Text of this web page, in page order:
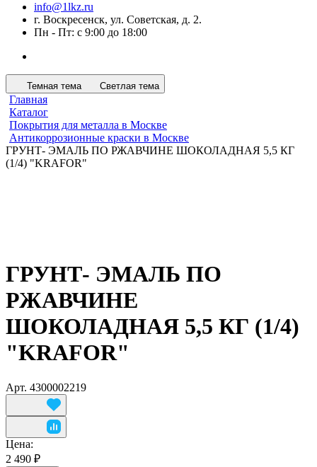
info@1lkz.ru
г. Воскресенск, ул. Советская, д. 2.
Пн - Пт: с 9:00 до 18:00
Темная тема Светлая тема
Главная
Каталог
Покрытия для металла в Москве
Антикоррозионные краски в Москве
ГРУНТ- ЭМАЛЬ ПО РЖАВЧИНЕ ШОКОЛАДНАЯ 5,5 КГ
(1/4) "KRAFOR"
ГРУНТ- ЭМАЛЬ ПО
РЖАВЧИНЕ
ШОКОЛАДНАЯ 5,5 КГ (1/4)
"KRAFOR"
Арт. 4300002219
Цена:
2 490 ₽